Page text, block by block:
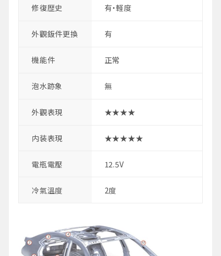
修復歴史 有・軽度
外觀鈑件更換 有
機能件 正常
泡水跡象 無
外觀表現 ★★★★
内装表現 ★★★★★
電瓶電壓 12.5V
冷氣溫度 2度